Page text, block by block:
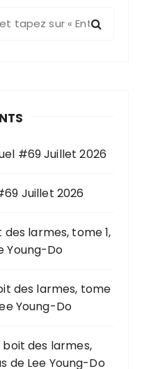
#69 Juillet 2026
Juillet 2026
des larmes, tome 1,
Young-Do
des larmes, tome
Young-Do
boit des larmes,
de Lee Young-Do